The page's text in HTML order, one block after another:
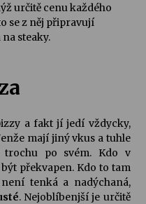
určitě cenu každého
se z něj připravují
steaky.
a fakt jí jedí vždycky,
mají jiný vkus a tuhle
trochu po svém. Kdo v
překvapen. Kdo to tam
tenká a nadýchaná,
. Nejoblíbenjší je určitě